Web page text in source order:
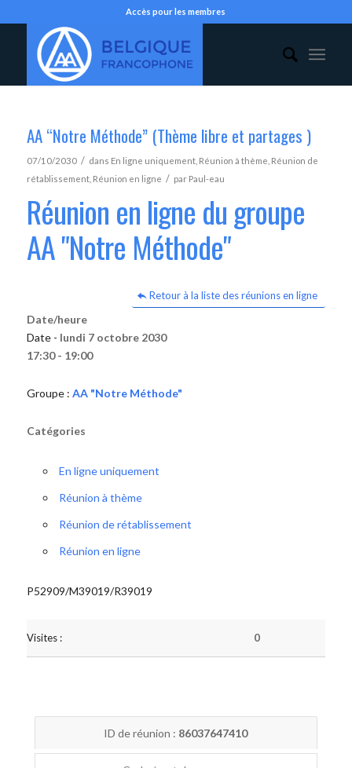
Accès pour les membres
AA “Notre Méthode” (Thème libre et partages )
07/10/2030 / dans En ligne uniquement, Réunion à thème Réunion de
rétablissement, Réunion en ligne / par Paul-eau
Réunion en ligne du groupe
AA "Notre Méthode"
Retour à la liste des réunions en ligne
Date/heure
Date - lundi 7 octobre 2030
17:30 - 19:00
Groupe : AA "Notre Méthode"
Catégories
En ligne uniquement
Réunion à thème
Réunion de rétablissement
Réunion en ligne
P52909/M39019/R39019
Visites : 0
ID de réunion : 86037647410